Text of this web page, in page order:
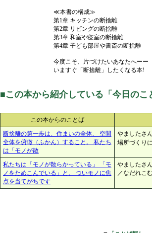
≪本書の構成≫
第1章 キッチンの断捨離
第2章 リビングの断捨離
第3章 和室や寝室の断捨離
第4章 子ども部屋や書斎の断捨離
今度こそ、片づけたいあなたへーー
いますぐ「断捨離」したくなる本!
■この本から紹介している「今日のこ
この本からのことば
断捨離の第一歩は、住まいの全体、 空間
全体を俯瞰（ふかん）すること。 私たち
は「モノが散
やましたさ
場所づく
私たちは「モノが散らかっている」 「モ
ノをためこんでいる」と、 ついモノに焦
点を当てがちです
やましたさ
／なだれこ